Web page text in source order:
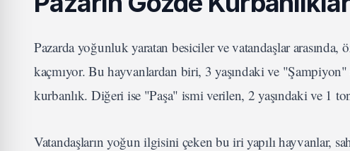
Pazarda yoğunluk yaratan besiciler ve vatandaşlar
kaçmıyor. Bu hayvanlardan biri, 3 yaşındaki ve "Şampiyon"
kurbanlık. Diğeri ise "Paşa" ismi verilen, 2 yaşındaki ve 1
Vatandaşların yoğun ilgisini çeken bu iri yapılı hayvanlar,